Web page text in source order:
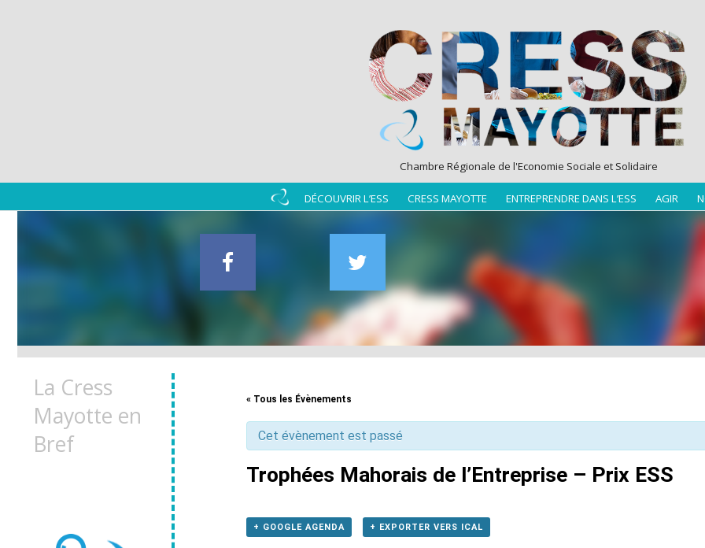
Chambre Régionale de l'Economie Sociale et Solidaire
DÉCOUVRIR L’ESS CRESS MAYOTTE ENTREPRENDRE DANS L’ESS AGIR
La Cress
Mayotte en
Bref
« Tous les Évènements
Cet évènement est passé
Trophées Mahorais de l’Entreprise – Prix ESS
+ GOOGLE AGENDA + EXPORTER VERS ICAL